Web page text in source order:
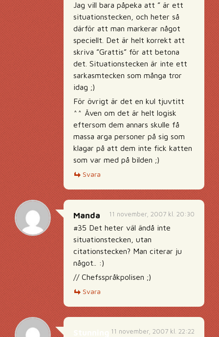
Jag vill bara påpeka att ” är ett
situationstecken, och heter så
därför att man markerar något
speciellt. Det är helt korrekt att
skriva ”Grattis” för att betona
det. Situationstecken är inte ett
sarkasmtecken som många tror
idag ;)
För övrigt är det en kul tjuvtitt
^^ Även om det är helt logisk
eftersom dem annars skulle få
massa arga personer på sig som
klagar på att dem inte fick katten
som var med på bilden ;)
Svara
11 november, 2007 kl. 20:30
Manda
#35 Det heter väl ändå inte
situationstecken, utan
citationstecken? Man citerar ju
något.. :)
// Chefsspråkpolisen ;)
Svara
11 november, 2007 kl. 22:22